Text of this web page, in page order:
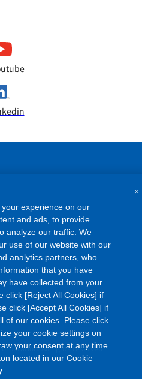
All rights reserved
experience on our
and ads, to provide
analyze our traffic. We
use of our website with our
analytics partners, who
that you have
have collected from your
click [Reject All Cookies] if
click [Accept All Cookies] if
of our cookies. Please click
your cookie settings on
your consent at any time
located in our Cookie
×